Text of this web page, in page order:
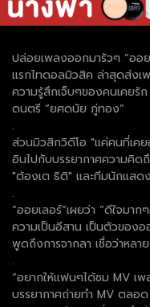
ปล่อยเพลงออกมารัวๆ “ออ
แรกไทดอลมิวสิค ล่าสุดส่งเ
ความรู้สึกเจ็บๆของคนเคยรั
ดนตรี “ยศดนัย ภู่ทอง”
.
ส่วนมิวสิกวิดีโอ "แค่คนที่เคย
อินไปกับบรรยากาศความคิด
"ต้องเต ธิติ" และทีมนักแสด
.
“ออยเลอร์”เผยว่า “ดีใจมา
ความเป็นอีสาน เป็นตัวของ
พูดถึงการจากลา เชื่อว่าหลา
.
“อยากให้แฟนๆได้ชม MV เ
บรรยากาศถ่ายทำ MV ตลอ